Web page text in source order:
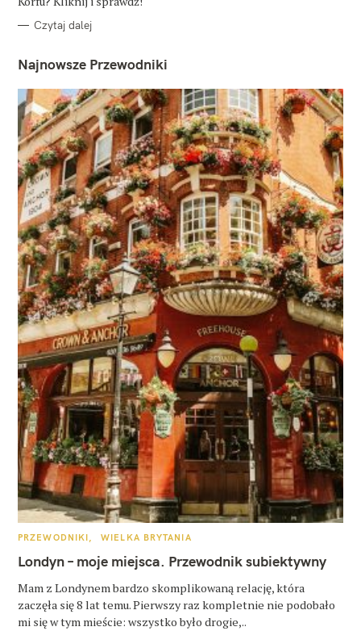
Czytaj dalej
Najnowsze Przewodniki
K
T
E
O
R
I
PRZEWODNIKI WIELKA BRYTANIA
Londyn – moje miejsca. Przewodnik subiektywny
Mam z Londynem bardzo skomplikowaną relację, która
zaczęła się 8 lat temu. Pierwszy raz kompletnie nie podobało
mi się w tym mieście: wszystko było drogie,..